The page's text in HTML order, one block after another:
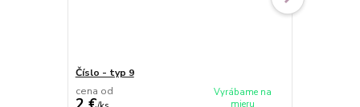
Číslo - typ 9
cena od
Vyrábame na
mieru